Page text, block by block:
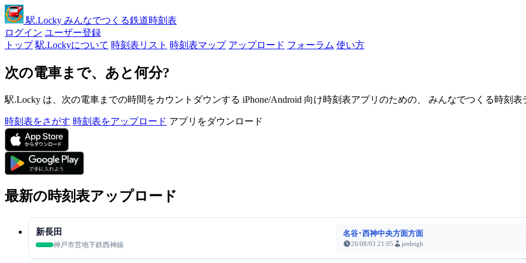
駅.Locky みんなでつくる鉄道時刻表
ログイン ユーザー登録
トップ 駅.Lockyについて 時刻表リスト 時刻表マップ アップロード フォーラム 使い方
次の電車まで、あと何分?
駅.Locky は、次の電車までの時間をカウントダウンする iPhone/Android 向け時刻表アプリのための、 みんなでつくる時刻表
時刻表をさがす 時刻表をアップロード アプリをダウンロード
最新の時刻表アップロード
新長田
神戸市営地下鉄西神線
名谷･西神中央方面方面
26/08/03 21:05 jettleigh